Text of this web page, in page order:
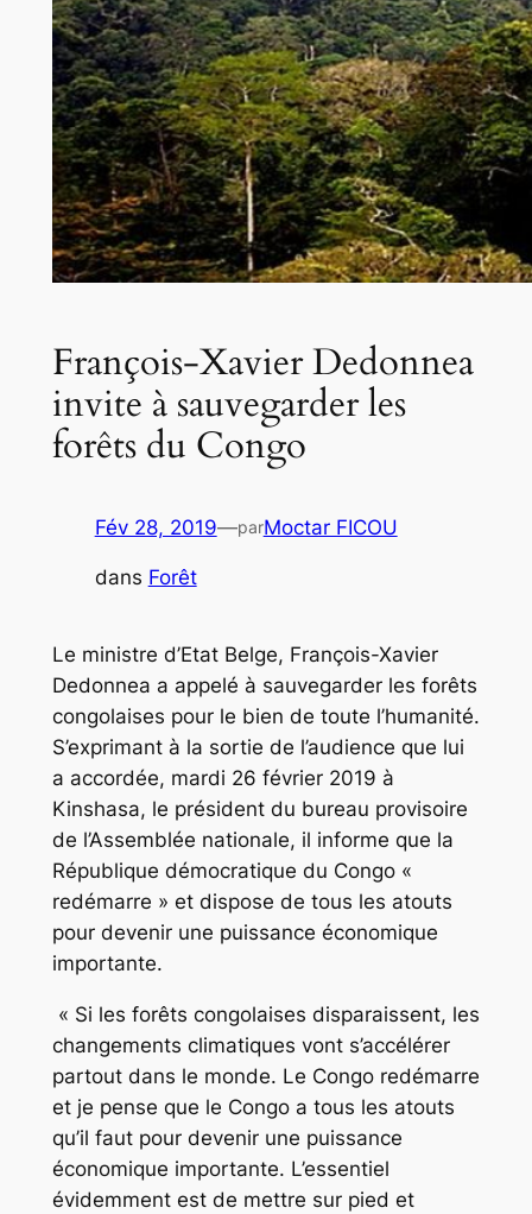
François-Xavier Dedonnea
invite à sauvegarder les
forêts du Congo
Fév 28, 2019—parMoctar FICOU
dans Forêt
Le ministre d’Etat Belge, François-Xavier
Dedonnea a appelé à sauvegarder les forêts
congolaises pour le bien de toute l’humanité.
S’exprimant à la sortie de l’audience que lui
a accordée, mardi 26 février 2019 à
Kinshasa, le président du bureau provisoire
de l’Assemblée nationale, il informe que la
République démocratique du Congo «
redémarre » et dispose de tous les atouts
pour devenir une puissance économique
importante.
« Si les forêts congolaises disparaissent, les
changements climatiques vont s’accélérer
partout dans le monde. Le Congo redémarre
et je pense que le Congo a tous les atouts
qu’il faut pour devenir une puissance
économique importante. L’essentiel
évidemment est de mettre sur pied et